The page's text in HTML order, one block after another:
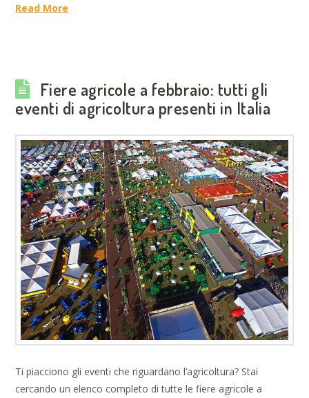
Read More
Fiere agricole a febbraio: tutti gli
eventi di agricoltura presenti in Italia
Ti piacciono gli eventi che riguardano l’agricoltura? Stai
cercando un elenco completo di tutte le fiere agricole a